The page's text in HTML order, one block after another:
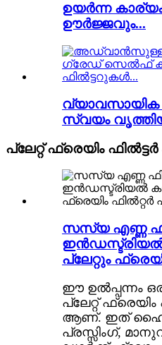
ഉയർന്ന
ഊർജ്ജവും...
വ്യാവസായിക
സ്വയം
പ്ലേറ്റ് ഫ്രെയിം
സസ്യ എണ്ണ
പ്ലേറ്റും
ഈ ഉൽപ്പന്നം
പ്ലേറ്റ് ഫ്രെയിം
ആണ്. ഇത്
പ്രസ്സിംഗ്,